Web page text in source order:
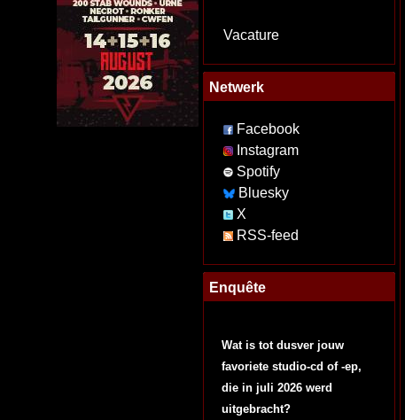
Vacature
Netwerk
Facebook
Instagram
Spotify
Bluesky
X
RSS-feed
Enquête
Wat is tot dusver jouw
favoriete studio-cd of -ep,
die in juli 2026 werd
uitgebracht?